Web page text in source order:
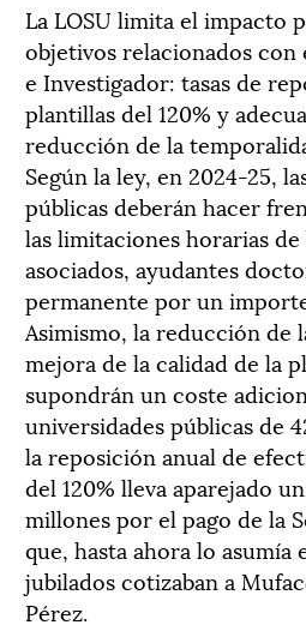
La LOSU limita el impacto
objetivos relacionados con
e Investigador: tasas de
plantillas del 120% y
reducción de la
Según la ley, en 2024-25,
públicas deberán hacer
las limitaciones horarias
asociados, ayudantes
permanente por un
Asimismo, la reducción de
mejora de la calidad de la
supondrán un coste
universidades públicas de
la reposición anual de
del 120% lleva aparejado
millones por el pago de la
que, hasta ahora lo asumía
jubilados cotizaban a
Pérez.